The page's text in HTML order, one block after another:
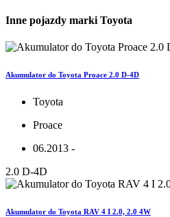
Inne pojazdy marki Toyota
Akumulator do Toyota Proace 2.0 D-4D
Toyota
Proace
06.2013 -
2.0 D-4D
Akumulator do Toyota RAV 4 I 2.0, 2.0 4W